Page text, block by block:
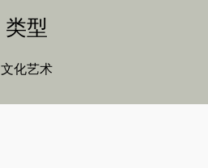
类型
文化艺术